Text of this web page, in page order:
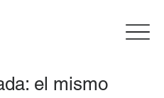
el mismo